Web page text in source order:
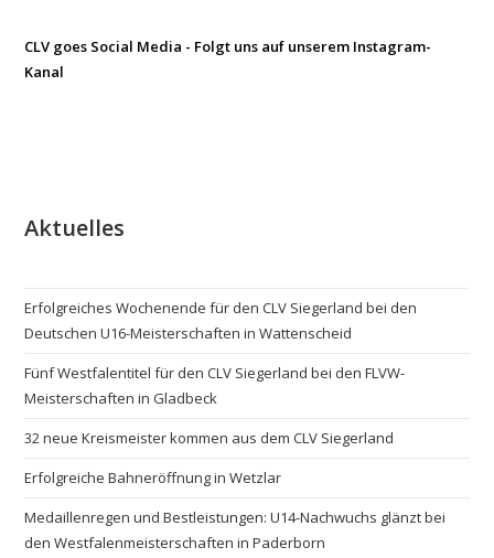
CLV goes Social Media - Folgt uns auf unserem Instagram-
Kanal
Aktuelles
Erfolgreiches Wochenende für den CLV Siegerland bei den
Deutschen U16-Meisterschaften in Wattenscheid
Fünf Westfalentitel für den CLV Siegerland bei den FLVW-
Meisterschaften in Gladbeck
32 neue Kreismeister kommen aus dem CLV Siegerland
Erfolgreiche Bahneröffnung in Wetzlar
Medaillenregen und Bestleistungen: U14-Nachwuchs glänzt bei
den Westfalenmeisterschaften in Paderborn